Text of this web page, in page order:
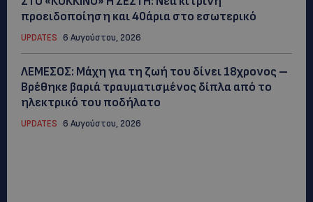
προειδοποίηση και 40άρια στο εσωτερικό
UPDATES 6 Αυγούστου, 2026
ΛΕΜΕΣΟΣ: Μάχη για τη ζωή του δίνει 18χρονος –
Βρέθηκε βαριά τραυματισμένος δίπλα από το
ηλεκτρικό του ποδήλατο
UPDATES 6 Αυγούστου, 2026